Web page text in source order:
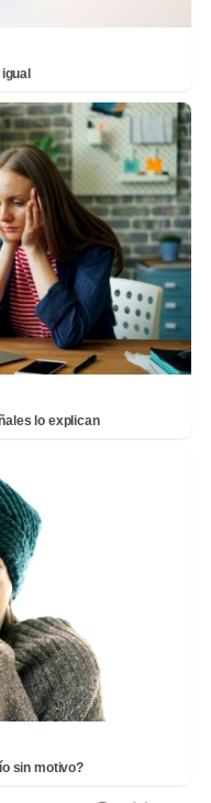
lo explican
sin motivo?